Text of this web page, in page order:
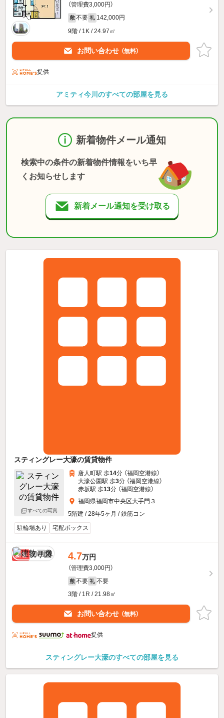
（管理費3,000円）
敷 不要 礼 142,000円
9階 / 1K / 24.97㎡
お問い合わせ （無料）
提供
アミティ今川のすべての部屋を見る
新着物件メール通知
検索中の条件の新着物件情報をいち早
くお知らせします
新着メール通知を受け取る
スティングレー大濠の賃貸物件
すべての写真
唐人町駅 歩14分 （福岡空港線）
大濠公園駅 歩3分 （福岡空港線）
赤坂駅 歩13分 （福岡空港線）
福岡県福岡市中央区大手門３
5階建 / 28年5ヶ月 / 鉄筋コン
駐輪場あり
宅配ボックス
新着 4.7万円
（管理費3,000円）
敷 不要 礼 不要
3階 / 1R / 21.98㎡
お問い合わせ （無料）
提供
スティングレー大濠のすべての部屋を見る